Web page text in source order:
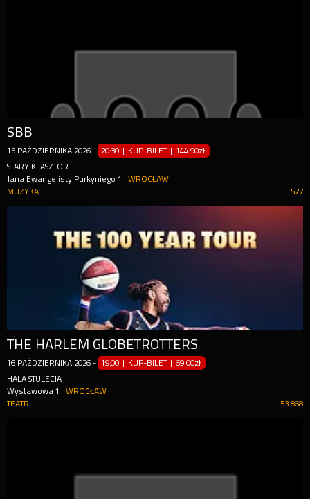
SBB
15 PAŹDZIERNIKA 2026 - 20:30 | KUP-BILET |144.90zł
STARY KLASZTOR
Jana Ewangelisty Purkyniego 1
WROCŁAW
527
MUZYKA
THE HARLEM GLOBETROTTERS
16 PAŹDZIERNIKA 2026 - 19:00 | KUP-BILET |69.00zł
HALA STULECIA
Wystawowa 1
WROCŁAW
53 868
TEATR